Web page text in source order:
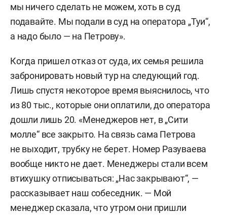
мы ничего сделать не можем, хоть в суд
подавайте. Мы подали в суд на оператора „Туи“,
а надо было — на Петрову».
Когда пришел отказ от суда, их семья решила
забронировать новый тур на следующий год.
Лишь спустя некоторое время выяснилось, что
из 80 тыс., которые они оплатили, до оператора
дошли лишь 20. «Менеджеров нет, в „Сити
молле“ все закрыто. На связь сама Петрова
не выходит, трубку не берет. Номер Разуваева
вообще никто не дает. Менеджеры стали всем
втихушку отписываться: „Нас закрывают“, —
рассказывает наш собеседник. — Мой
менеджер сказала, что утром они пришли